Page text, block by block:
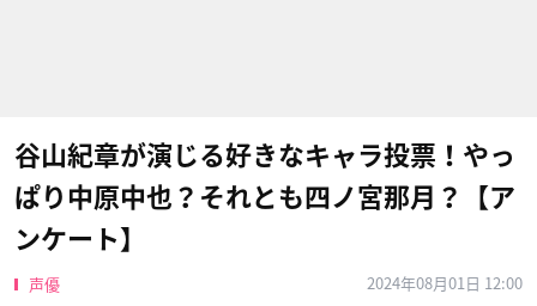
谷山紀章が演じる好きなキャラ投票！やっ
ぱり中原中也？それとも四ノ宮那月？【ア
ンケート】
声優
2024年08月01日 12:00